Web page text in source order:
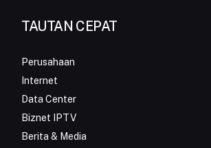
TAUTAN CEPAT
Perusahaan
Internet
Data Center
Biznet IPTV
Berita & Media